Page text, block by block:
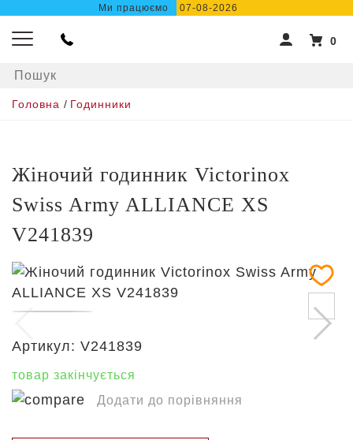
Ми працюємо 07-08-2026
0
Головна / Годинники
Жіночий годинник Victorinox
Swiss Army ALLIANCE XS
V241839
Артикул: V241839
товар закінчується
Додати до порівняння